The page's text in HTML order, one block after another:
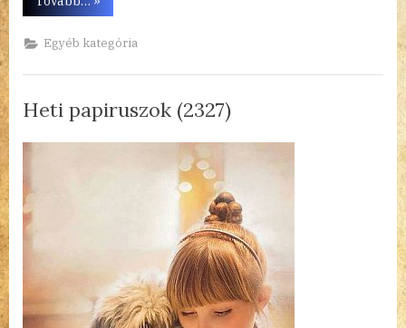
papiruszok
Egyéb kategória
Heti papiruszok (2327)
Posted
2023.07.09.
By
admin
Nincs hozzászólása(z)
papiruszok
(2327)
bejegyzéshez